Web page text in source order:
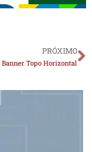
PRÓXIMO
Banner Topo Horizontal